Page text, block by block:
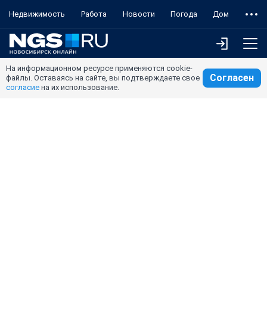
Недвижимость Работа Новости Погода Дом
На информационном ресурсе применяются cookie-
файлы. Оставаясь на сайте, вы подтверждаете свое
согласие на их использование.
Согласен